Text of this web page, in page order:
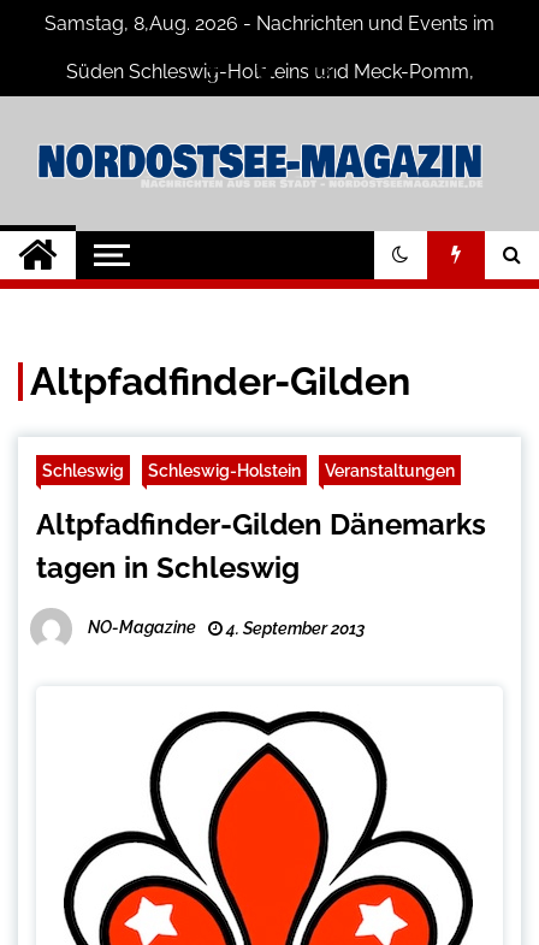
Samstag, 8,Aug. 2026 - Nachrichten und Events im
Süden Schleswig-Holsteins und Meck-Pomm,
Nord-Ostsee-
Magazine Blog
Der Blog der Nord-Ostsee Magazine
Altpfadfinder-Gilden
Schleswig Schleswig-Holstein Veranstaltungen
Altpfadfinder-Gilden Dänemarks
tagen in Schleswig
NO-Magazine 4. September 2013